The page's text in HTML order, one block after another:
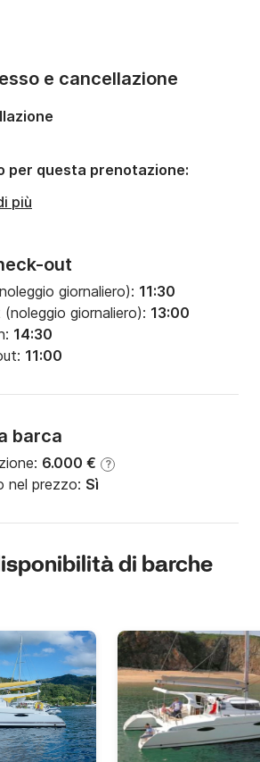
Panama, Costa Rica, Nicaragua, El
su catamarano Fredys
Italia-Trinidad su
Canarie-Martinica su
110CV
out
giornaliero): 11:30
giornaliero): 13:00
14:30
11:00
barca
6.000 € ?
nel prezzo: Sì
e cancellazione
per questa prenotazione:
più
di barche